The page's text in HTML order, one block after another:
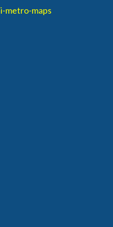
metro-maps